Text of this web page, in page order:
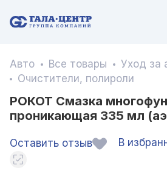
Авто Все товары
Уход за
Очистители, полироли
РОКОТ Смазка
проникающая 335 мл
Оставить отзыв В